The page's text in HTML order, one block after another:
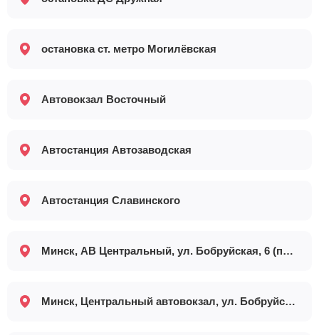
Автовокзал Восточный
Автостанция Автозаводская
Автостанция Славинского
Минск, АВ Центральный, ул. Бобруйская, 6 (платформа №11)
Минск, Центральный автовокзал, ул. Бобруйская 6, пл.11
остановка ст. метро Могилёвская